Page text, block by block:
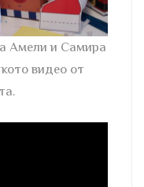
Амели и Самира
видео от